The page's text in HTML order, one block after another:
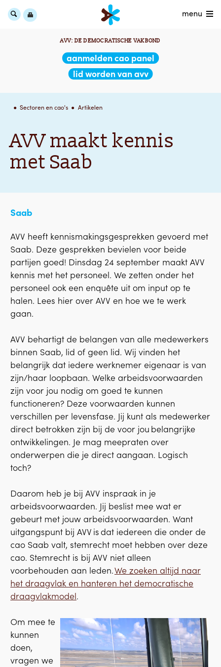
aanmelden cao panel
lid worden van avv
menu
AVV: DE DEMOCRATISCHE VAKBOND
Sectoren en cao's Artikelen
AVV maakt kennis
met Saab
Saab
AVV heeft kennismakingsgesprekken gevoerd met
Saab. Deze gesprekken bevielen voor beide
partijen goed! Dinsdag 24 september maakt AVV
kennis met het personeel. We zetten onder het
personeel ook een enquête uit om input op te
halen. Lees hier over AVV en hoe we te werk
gaan.
AVV behartigt de belangen van alle medewerkers
binnen Saab, lid of geen lid. Wij vinden het
belangrijk dat iedere werknemer eigenaar is van
zijn/haar loopbaan. Welke arbeidsvoorwaarden
zijn voor jou nodig om goed te kunnen
functioneren? Deze voorwaarden kunnen
verschillen per levensfase. Jij kunt als medewerker
direct betrokken zijn bij de voor jou belangrijke
ontwikkelingen. Je mag meepraten over
onderwerpen die je direct aangaan. Logisch
toch?
Daarom heb je bij AVV inspraak in je
arbeidsvoorwaarden. Jij beslist mee wat er
gebeurt met jouw arbeidsvoorwaarden. Want
uitgangspunt bij AVV is dat iedereen die onder de
cao Saab valt, stemrecht moet hebben over deze
cao. Stemrecht is bij AVV niet alleen
voorbehouden aan leden.We zoeken altijd naar
het draagvlak en hanteren het democratische
draagvlakmodel.
Om mee te
kunnen
doen,
vragen we